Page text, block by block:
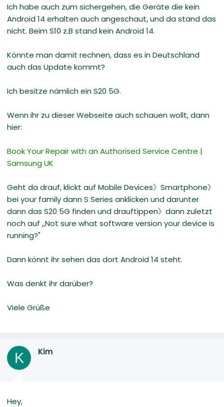
Ich habe auch zum sichergehen, die Geräte die kein
Android 14 erhalten auch angeschaut, und da stand das
nicht. Beim S10 z.B stand kein Android 14.
Könnte man damit rechnen, dass es in Deutschland
auch das Update kommt?
Ich besitze nämlich ein S20 5G.
Wenn ihr zu dieser Webseite auch schauen wollt, dann
hier:
Book Your Repair with an Authorised Service Centre |
Samsung UK
Geht da drauf, klickt auf Mobile Devices》Smartphone》
bei your family dann S Series anklicken und darunter
dann das S20 5G finden und drauftippen》dann zuletzt
noch auf ,,Not sure what software version your device is
running?"
Dann könnt ihr sehen das dort Android 14 steht.
Was denkt ihr darüber?
Viele Grüße
K Kim
Hey,